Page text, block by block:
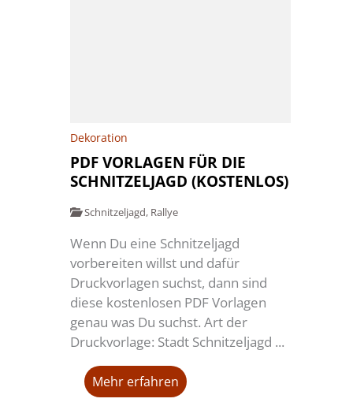
Dekoration
PDF VORLAGEN FÜR DIE
SCHNITZELJAGD (KOSTENLOS)
Schnitzeljagd, Rallye
Wenn Du eine Schnitzeljagd
vorbereiten willst und dafür
Druckvorlagen suchst, dann sind
diese kostenlosen PDF Vorlagen
genau was Du suchst. Art der
Druckvorlage: Stadt Schnitzeljagd ...
Mehr erfahren